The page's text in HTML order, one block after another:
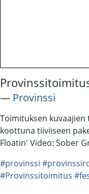
― Provinssi
Toimituksen
koottuna tiiviiseen
Floatin' Video: Sober
#provinssi
#Provinssitoimitus